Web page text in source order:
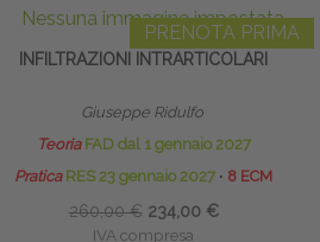
PRENOTA PRIMA
INFILTRAZIONI INTRARTICOLARI
Giuseppe Ridulfo
Teoria FAD dal 1 gennaio 2027
PraticaRES 23 gennaio 2027 ∙ 8 ECM
260,00 € 234,00 €
IVA compresa